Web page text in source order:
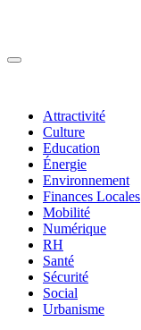
Attractivité
Culture
Education
Énergie
Environnement
Finances Locales
Mobilité
Numérique
RH
Santé
Sécurité
Social
Urbanisme